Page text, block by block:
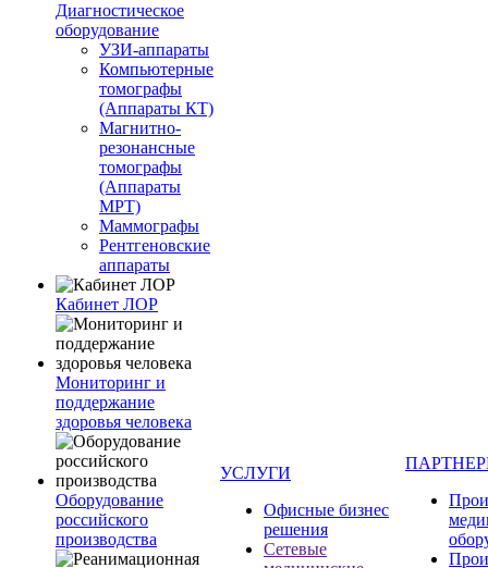
Диагностическое
оборудование
УЗИ-аппараты
Компьютерные
томографы
(Аппараты КТ)
Магнитно-
резонансные
томографы
(Аппараты
МРТ)
Маммографы
Рентгеновские
аппараты
Кабинет ЛОР
Мониторинг и
поддержание
здоровья человека
Оборудование
российского
производства
УСЛУГИ
Офисные бизнес
решения
Сетевые